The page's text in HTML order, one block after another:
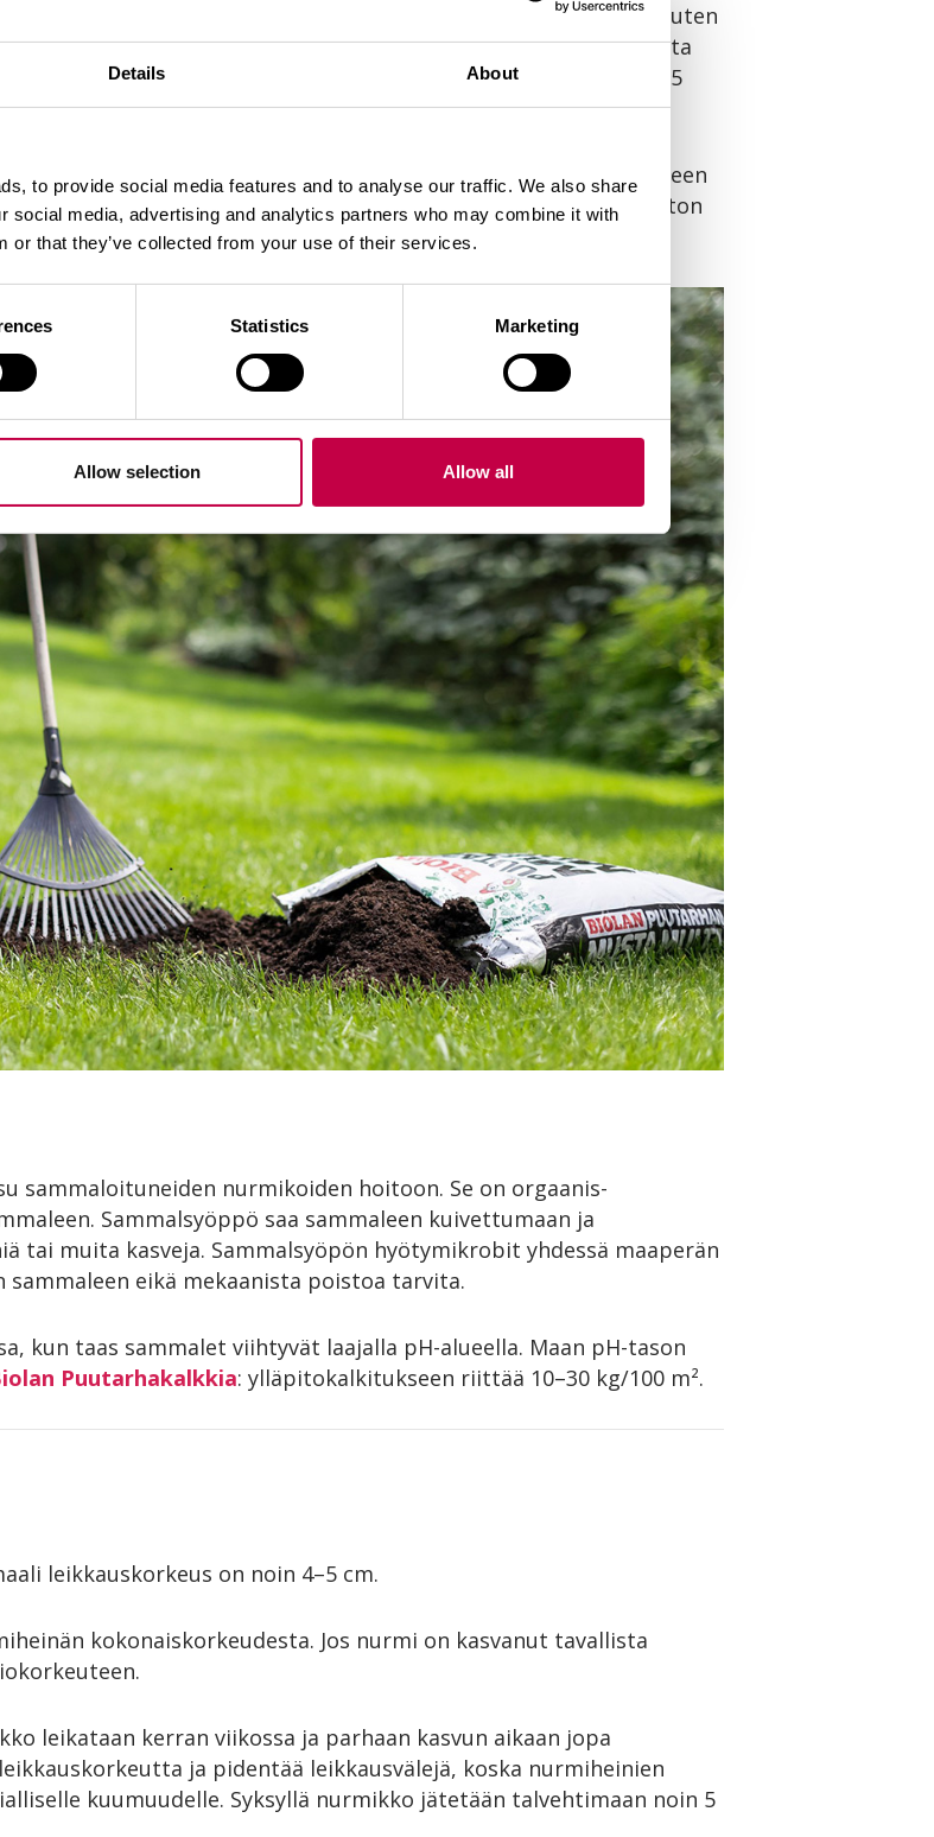
Details About
to provide social media features and to analyse our traffic. We also share
social media, advertising and analytics partners who may combine it with
or that they’ve collected from your use of their services.
Statistics Marketing
Allow selection Allow all
kate auttaa tiivistynyttä maata virkistymään. Kivennäismaille, kuten
parhaiten katteeksi valmis kompostia sisältävä Puutarhan Musta
lannoitettua hiekkakatetta: Sekoita 100 litraan hiekkaa 0,5
kerros lyhyeksi leikatulle nurmikolle ja haravoidaan tyvelle. Katteen
maan rakenteen ja ilmanvaihdon paraneminen sekä juuriston
sammaloituneiden nurmikoiden hoitoon. Se on orgaanis-
Sammalsyöppö saa sammaleen kuivettumaan ja
tai muita kasveja. Sammalsyöpön hyötymikrobit yhdessä maaperän
eikä mekaanista poistoa tarvita.
kun taas sammalet viihtyvät laajalla pH-alueella. Maan pH-tason
Puutarhakalkkia: ylläpitokalkitukseen riittää 10–30 kg/100 m².
leikkauskorkeus on noin 4–5 cm.
kokonaiskorkeudesta. Jos nurmi on kasvanut tavallista
leikataan kerran viikossa ja parhaan kasvun aikaan jopa
ja pidentää leikkausvälejä, koska nurmiheinien
kuumuudelle. Syksyllä nurmikko jätetään talvehtimaan noin 5